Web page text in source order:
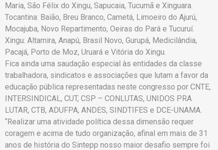
Maria, São Félix do Xingu, Sapucaia, Tucumã e Xinguara.
Tocantina: Baião, Breu Branco, Cametá, Limoeiro do Ajurú,
Mocajuba, Novo Repartimento, Oeiras do Pará e Tucuruí.
Xingu: Altamira, Anapú, Brasil Novo, Gurupá, Medicilândia,
Pacajá, Porto de Moz, Uruará e Vitória do Xingu.
Fica ainda uma saudação especial às entidades da classe
trabalhadora, sindicatos e associações que lutam a favor da
educação pública representadas neste congresso por CNTE,
INTERSINDICAL, CUT, CSP – CONLUTAS, UNIDOS PRA
LUTAR, CTB, ADUFPA, ANDES, SINDTIFES e DCE-UNAMA.
“Realizar uma atividade política dessa dimensão requer
coragem e acima de tudo organização, afinal em mais de 31
anos de história do Sintepp nosso maior desafio sempre foi